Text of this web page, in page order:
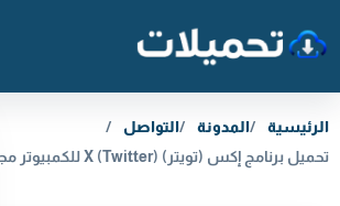
الرئيسية المدونة
التواصل
تحميل برنامج إكس (تويتر) X (Twitter) للكمبيوتر مجانا